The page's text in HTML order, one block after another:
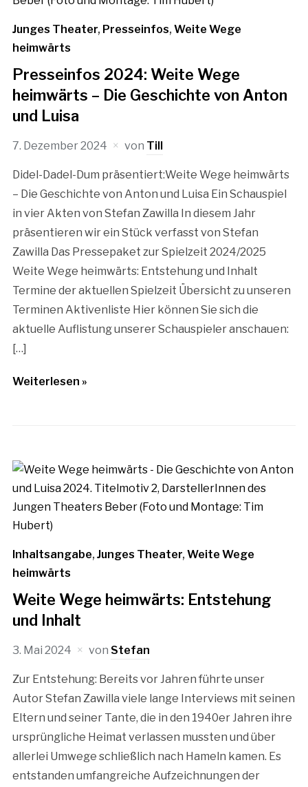
Junges Theater, Presseinfos, Weite Wege
heimwärts
Presseinfos 2024: Weite Wege
heimwärts – Die Geschichte von Anton
und Luisa
7. Dezember 2024 von Till
Didel-Dadel-Dum präsentiert:Weite Wege heimwärts
– Die Geschichte von Anton und Luisa Ein Schauspiel
in vier Akten von Stefan Zawilla In diesem Jahr
präsentieren wir ein Stück verfasst von Stefan
Zawilla Das Pressepaket zur Spielzeit 2024/2025
Weite Wege heimwärts: Entstehung und Inhalt
Termine der aktuellen Spielzeit Übersicht zu unseren
Terminen Aktivenliste Hier können Sie sich die
aktuelle Auflistung unserer Schauspieler anschauen:
[…]
Weiterlesen »
Inhaltsangabe, Junges Theater, Weite Wege
heimwärts
Weite Wege heimwärts: Entstehung
und Inhalt
3. Mai 2024 von Stefan
Zur Entstehung: Bereits vor Jahren führte unser
Autor Stefan Zawilla viele lange Interviews mit seinen
Eltern und seiner Tante, die in den 1940er Jahren ihre
ursprüngliche Heimat verlassen mussten und über
allerlei Umwege schließlich nach Hameln kamen. Es
entstanden umfangreiche Aufzeichnungen der